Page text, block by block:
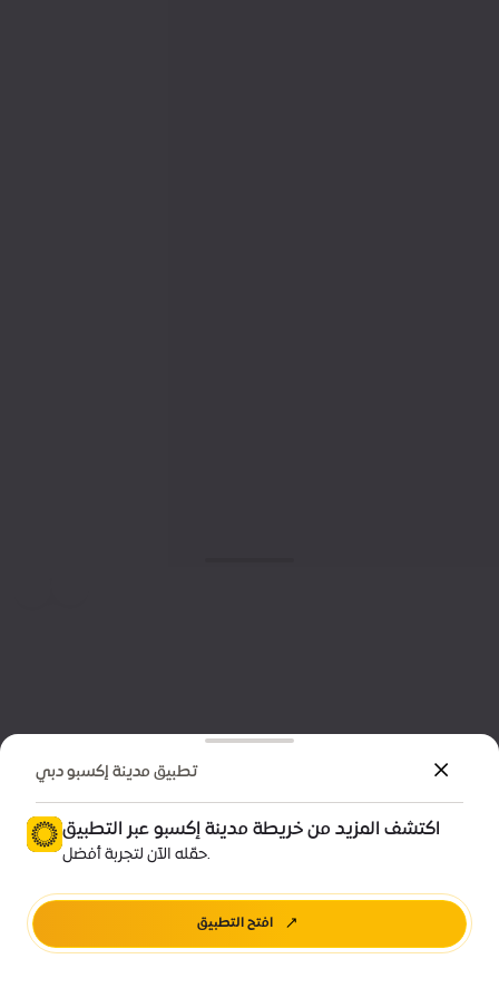
تطبيق مدينة إكسبو دبي
اكتشف المزيد من خريطة مدينة إكسبو عبر التطبيق
حمّله الآن لتجربة أفضل.
افتح التطبيق